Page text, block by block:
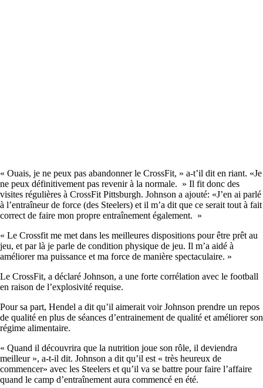
« Ouais, je ne peux pas abandonner le CrossFit, » a-t’il dit en riant. «Je
ne peux définitivement pas revenir à la normale. » Il fit donc des
visites régulières à CrossFit Pittsburgh. Johnson a ajouté: «J’en ai parlé
à l’entraîneur de force (des Steelers) et il m’a dit que ce serait tout à fait
correct de faire mon propre entraînement également. »
« Le Crossfit me met dans les meilleures dispositions pour être prêt au
jeu, et par là je parle de condition physique de jeu. Il m’a aidé à
améliorer ma puissance et ma force de manière spectaculaire. »
Le CrossFit, a déclaré Johnson, a une forte corrélation avec le football
en raison de l’explosivité requise.
Pour sa part, Hendel a dit qu’il aimerait voir Johnson prendre un repos
de qualité en plus de séances d’entrainement de qualité et améliorer son
régime alimentaire.
« Quand il découvrira que la nutrition joue son rôle, il deviendra
meilleur », a-t-il dit. Johnson a dit qu’il est « très heureux de
commencer» avec les Steelers et qu’il va se battre pour faire l’affaire
quand le camp d’entraînement aura commencé en été.